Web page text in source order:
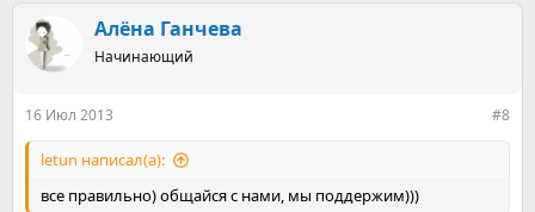
к
ц
и
Алёна Ганчева
Начинающий
16 Июл 2013 #8
letun написал(а):
все правильно) общайся с нами, мы поддержим)))